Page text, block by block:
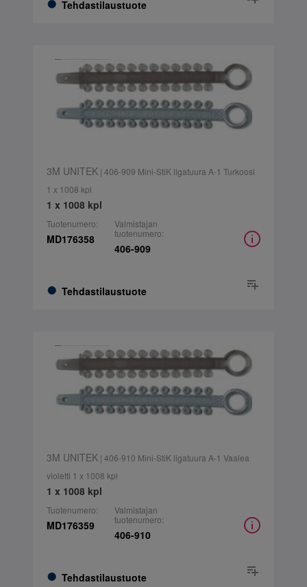
Tehdastilaustuote
3M UNITEK| 406-909 Mini-StiK ligatuura A-1 Turkoosi
1 x 1008 kpl
1 x 1008 kpl
Tuotenumero:
MD176358
Tehdastilaustuote
Valmistajan
tuotenumero:
406-909
3M UNITEK| 406-910 Mini-StiK ligatuura A-1 Vaalea
violetti 1 x 1008 kpl
1 x 1008 kpl
Tuotenumero:
MD176359
Tehdastilaustuote
Valmistajan
tuotenumero:
406-910